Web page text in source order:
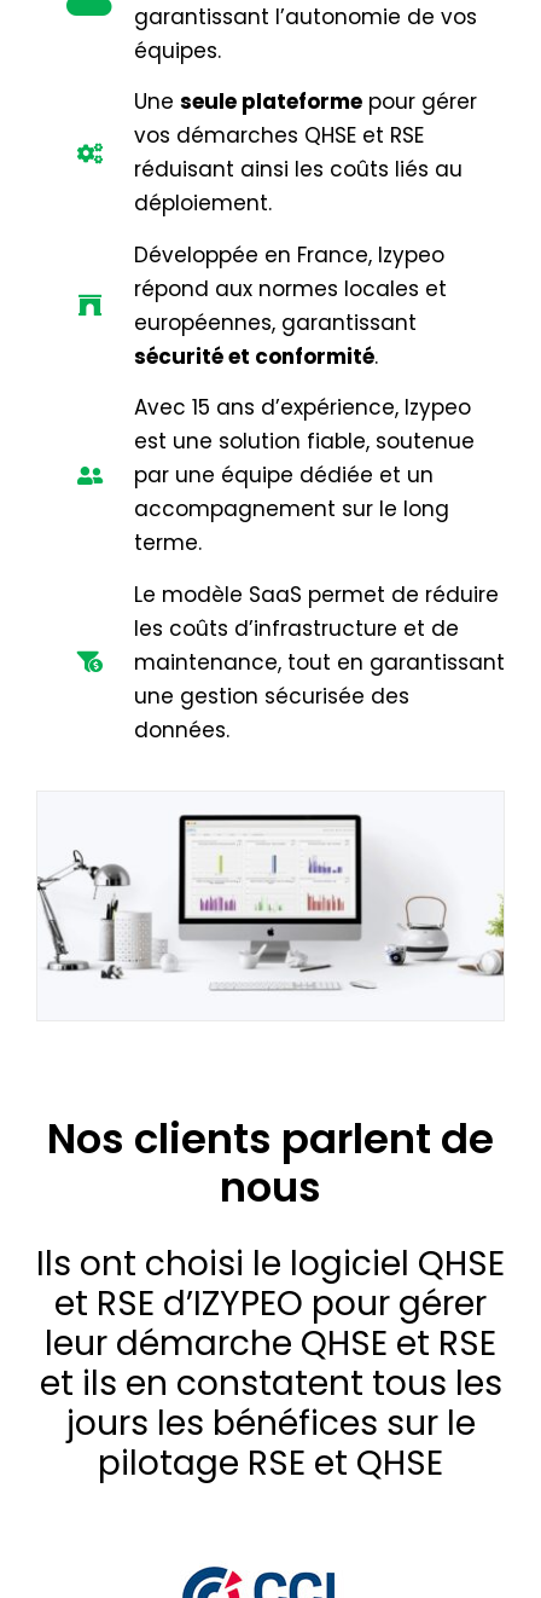
garantissant l’autonomie de vos
équipes.
Une seule plateformepour gérer
vos démarches QHSE et RSE
réduisant ainsi les coûts liés au
déploiement.
Développée en France, Izypeo
répond aux normes locales et
européennes, garantissant
sécurité et conformité.
Avec 15 ans d’expérience, Izypeo
est une solution fiable, soutenue
par une équipe dédiée et un
accompagnement sur le long
terme.
Le modèle SaaS permet de réduire
les coûts d’infrastructure et de
maintenance, tout en garantissant
une gestion sécurisée des
données.
Nos clients parlent de
nous
Ils ont choisi le logiciel QHSE
et RSE d’IZYPEO pour gérer
leur démarche QHSE et RSE
et ils en constatent tous les
jours les bénéfices sur le
pilotage RSE et QHSE